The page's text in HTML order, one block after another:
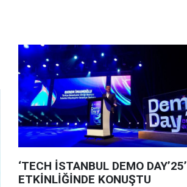
‘TECH İSTANBUL DEMO DAY’25’
ETKİNLİĞİNDE KONUŞTU